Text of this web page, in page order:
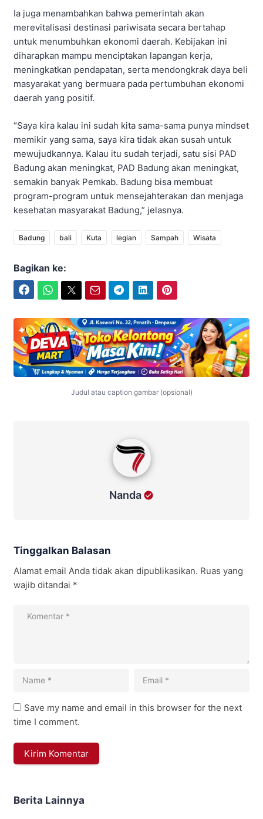
Ia juga menambahkan bahwa pemerintah akan
merevitalisasi destinasi pariwisata secara bertahap
untuk menumbuhkan ekonomi daerah. Kebijakan ini
diharapkan mampu menciptakan lapangan kerja,
meningkatkan pendapatan, serta mendongkrak daya beli
masyarakat yang bermuara pada pertumbuhan ekonomi
daerah yang positif.
“Saya kira kalau ini sudah kita sama-sama punya mindset
memikir yang sama, saya kira tidak akan susah untuk
mewujudkannya. Kalau itu sudah terjadi, satu sisi PAD
Badung akan meningkat, PAD Badung akan meningkat,
semakin banyak Pemkab. Badung bisa membuat
program-program untuk mensejahterakan dan menjaga
kesehatan masyarakat Badung,” jelasnya.
Badung bali Kuta legian Sampah Wisata
Bagikan ke:
Judul atau caption gambar (opsional)
Nanda
Tinggalkan Balasan
Alamat email Anda tidak akan dipublikasikan. Ruas yang
wajib ditandai *
Save my name and email in this browser for the next
time I comment.
Berita Lainnya